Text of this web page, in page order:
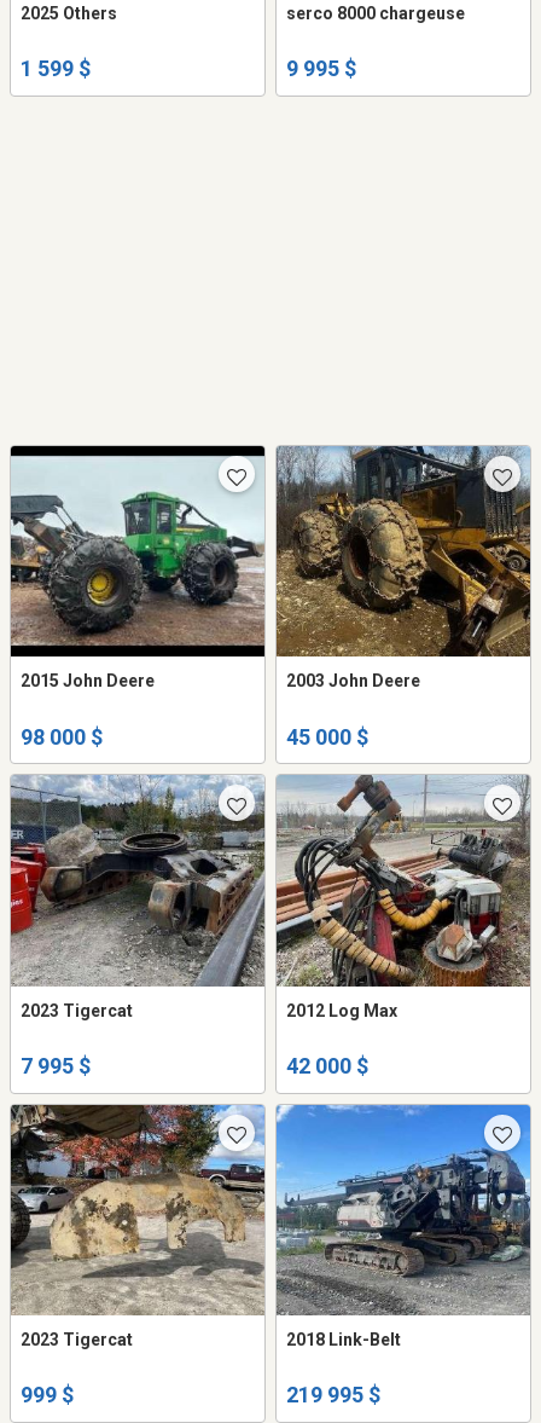
2025 Others
1 599 $
serco 8000 chargeuse
9 995 $
2015 John Deere
98 000 $
2003 John Deere
45 000 $
2023 Tigercat
7 995 $
2012 Log Max
42 000 $
2023 Tigercat
999 $
2018 Link-Belt
219 995 $